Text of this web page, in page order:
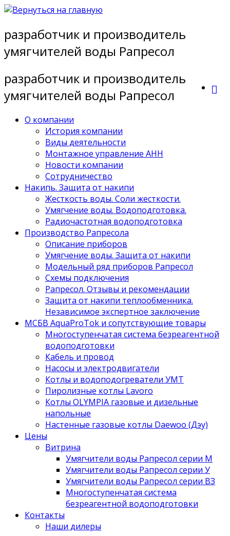
Перейти
содержимому
разработчик и производитель
умягчителей воды Рапресол
разработчик и производитель
умягчителей воды Рапресол
О компании
История компании
Виды деятельности
Монтажное управление АНН
Новости компании
Сотрудничество
Накипь. Защита от накипи
Жесткость воды. Соли жесткости.
Умягчение воды. Водоподготовка.
Радиочастотная водоподготовка
Производство Рапресола
Описание приборов
Умягчение воды. Защита от накипи
Модельный ряд приборов Рапресол
Схемы подключения
Рапресол. Отзывы и рекомендации
Защита от накипи теплообменника.
Независимое экспертное заключение
МСБВ AquaProTok и сопутствующие товары
Многоступенчатая система безреагентной
водоподготовки
Кабель и провод
Насосы и электродвигатели
Котлы и водоподогреватели УМТ
Пиролизные котлы Lavoro
Котлы OLYMPIA газовые и дизельные
напольные
Настенные газовые котлы Daewoo (Дэу)
Цены
Витрина
Умягчители воды Рапресол серии М
Умягчители воды Рапресол серии У
Умягчители воды Рапресол серии ВЗ
Многоступенчатая система
безреагентной водоподготовки
Контакты
Наши дилеры